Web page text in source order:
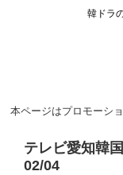
韓ドラ
本ページはプロモーシ
テレビ愛知韓
02/04